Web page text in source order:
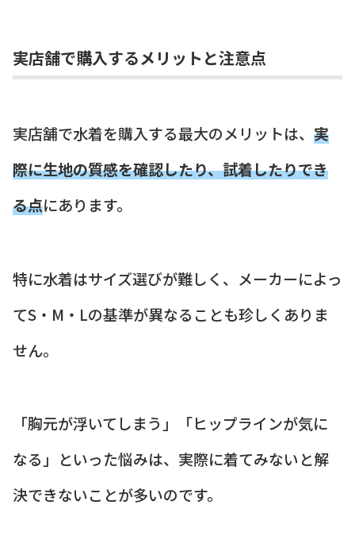
実店舗で購入するメリットと注意点
実店舗で水着を購入する最大のメリットは、 実
際に生地の質感を確認したり、試着したりでき
る点にあります。
特に水着はサイズ選びが難しく、メーカーによっ
てS・M・Lの基準が異なることも珍しくありま
せん。
「胸元が浮いてしまう」「ヒップラインが気に
なる」といった悩みは、実際に着てみないと解
決できないことが多いのです。